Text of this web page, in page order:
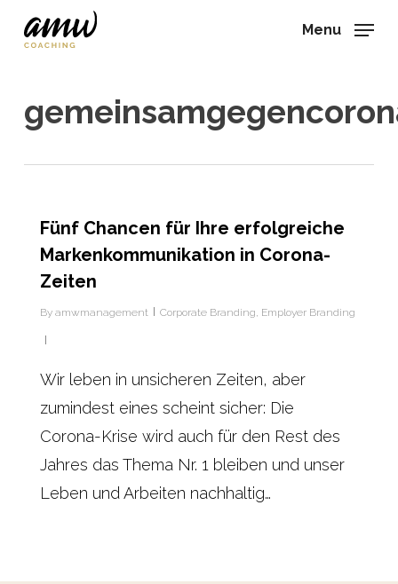
Menu
Fünf Chancen für Ihre erfolgreiche
Markenkommunikation in Corona-
Zeiten
By amwmanagement Corporate Branding, Employer Branding
Wir leben in unsicheren Zeiten, aber
zumindest eines scheint sicher: Die
Corona-Krise wird auch für den Rest des
Jahres das Thema Nr. 1 bleiben und unser
Leben und Arbeiten nachhaltig…